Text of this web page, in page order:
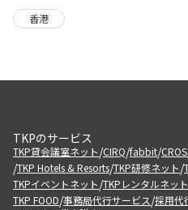
香港
TKPのサービス
TKP貸会議室ネット/CIRQ/fabbit/
/TKP Hotels & Resorts/TKP研修ネット/
TKPイベントネット/TKPレンタルネット
TKP FOOD/事務局代行サービス/採用代